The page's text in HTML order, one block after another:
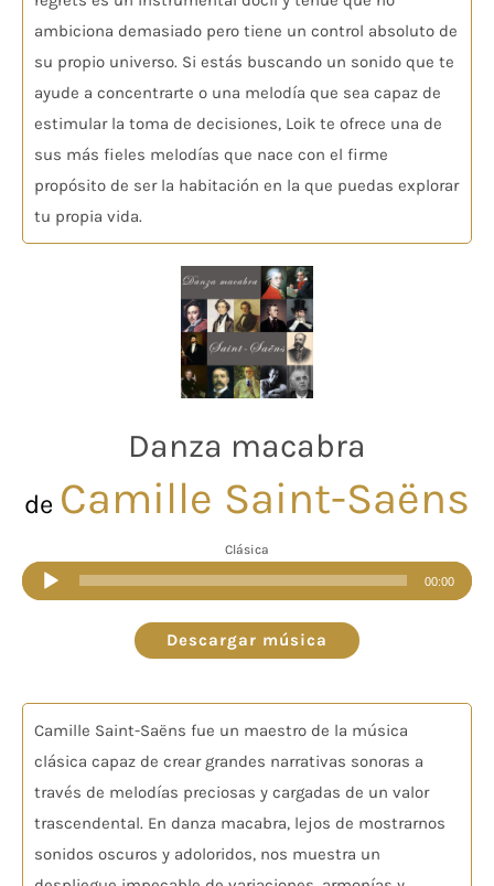
ambiciona demasiado pero tiene un control absoluto de
su propio universo. Si estás buscando un sonido que te
ayude a concentrarte o una melodía que sea capaz de
estimular la toma de decisiones, Loik te ofrece una de
sus más fieles melodías que nace con el firme
propósito de ser la habitación en la que puedas explorar
tu propia vida.
Danza macabra
de Camille Saint-Saëns
Clásica
Reproductor
de
audio
00:00
Descargar música
Camille Saint-Saëns fue un maestro de la música
clásica capaz de crear grandes narrativas sonoras a
través de melodías preciosas y cargadas de un valor
trascendental. En danza macabra, lejos de mostrarnos
sonidos oscuros y adoloridos, nos muestra un